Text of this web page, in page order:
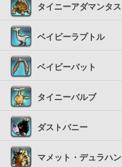
タイニーアダマンタス
ベイビーラプトル
ベイビーバット
タイニーバルブ
ダストバニー
マメット・デュラハン